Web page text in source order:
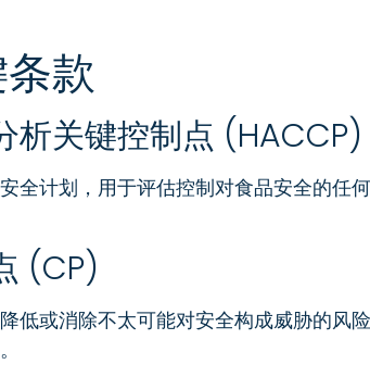
款
析关键控制点 (HACCP)
全计划，用于评估控制对食品安全的任
(CP)
低或消除不太可能对安全构成威胁的风